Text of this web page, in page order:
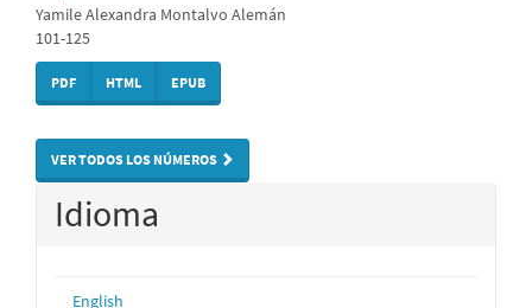
Yamile Alexandra Montalvo Alemán
101-125
PDF HTML EPUB
VER TODOS LOS NÚMEROS
Idioma
English